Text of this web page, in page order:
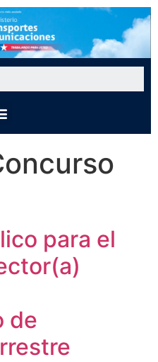
para el
de